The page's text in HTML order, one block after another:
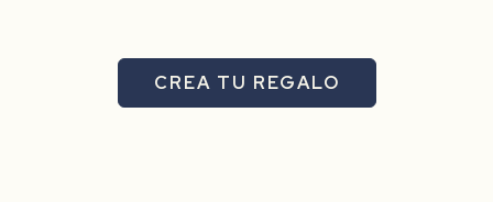
CREA TU REGALO